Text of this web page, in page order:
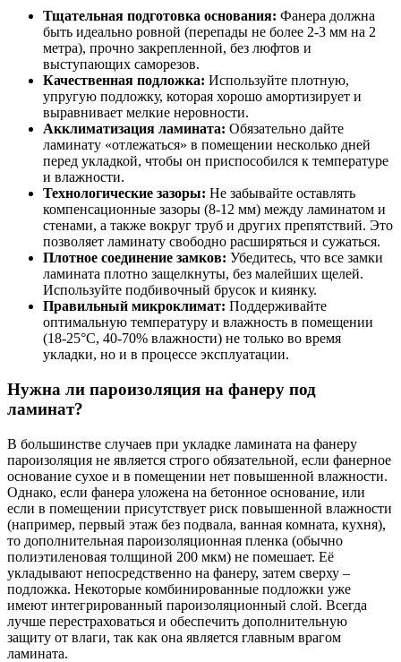
Тщательная подготовка основания: Фанера должна
быть идеально ровной (перепады не более 2-3 мм на 2
метра), прочно закрепленной, без люфтов и
выступающих саморезов.
Качественная подложка: Используйте плотную,
упругую подложку, которая хорошо амортизирует и
выравнивает мелкие неровности.
Акклиматизация ламината: Обязательно дайте
ламинату «отлежаться» в помещении несколько дней
перед укладкой, чтобы он приспособился к температуре
и влажности.
Технологические зазоры: Не забывайте оставлять
компенсационные зазоры (8-12 мм) между ламинатом и
стенами, а также вокруг труб и других препятствий. Это
позволяет ламинату свободно расширяться и сужаться.
Плотное соединение замков: Убедитесь, что все замки
ламината плотно защелкнуты, без малейших щелей.
Используйте подбивочный брусок и киянку.
Правильный микроклимат: Поддерживайте
оптимальную температуру и влажность в помещении
(18-25°C, 40-70% влажности) не только во время
укладки, но и в процессе эксплуатации.
Нужна ли пароизоляция на фанеру под
ламинат?
В большинстве случаев при укладке ламината на фанеру
пароизоляция не является строго обязательной, если фанерное
основание сухое и в помещении нет повышенной влажности.
Однако, если фанера уложена на бетонное основание, или
если в помещении присутствует риск повышенной влажности
(например, первый этаж без подвала, ванная комната, кухня),
то дополнительная пароизоляционная пленка (обычно
полиэтиленовая толщиной 200 мкм) не помешает. Её
укладывают непосредственно на фанеру, затем сверху –
подложка. Некоторые комбинированные подложки уже
имеют интегрированный пароизоляционный слой. Всегда
лучше перестраховаться и обеспечить дополнительную
защиту от влаги, так как она является главным врагом
ламината.